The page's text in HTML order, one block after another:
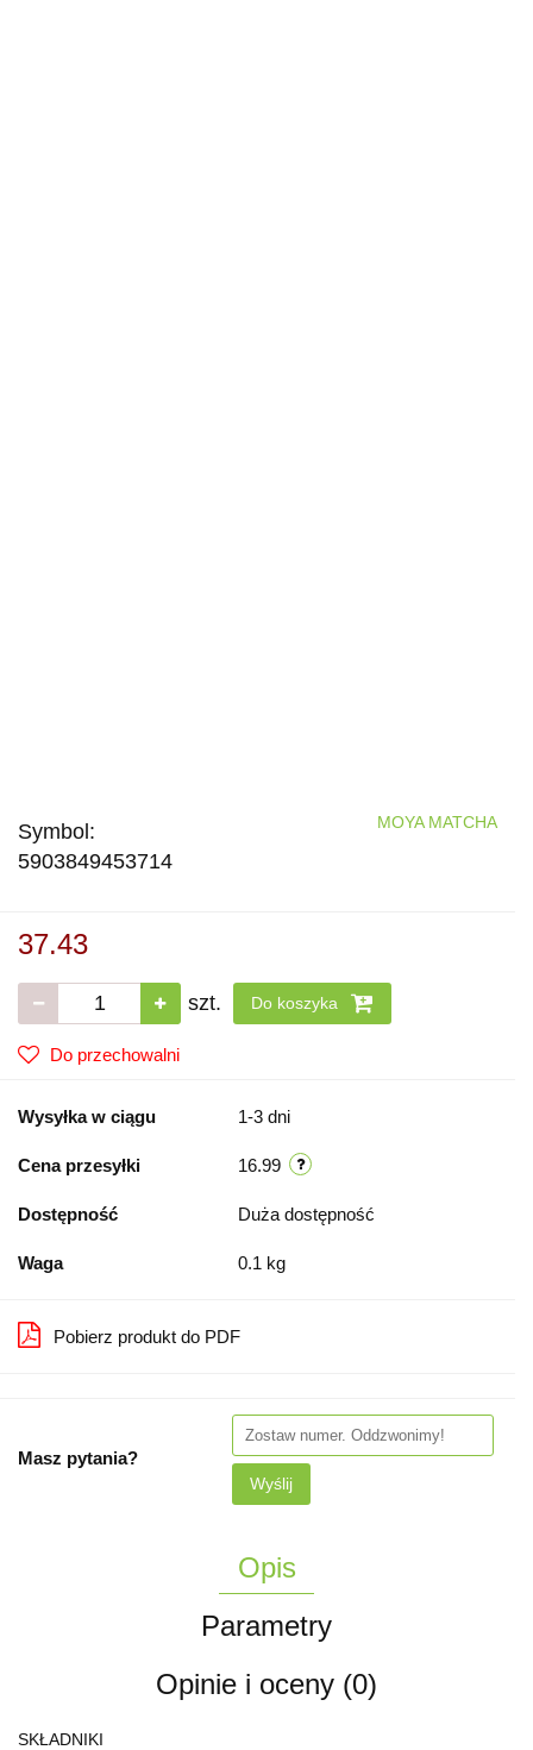
Symbol:
5903849453714
MOYA MATCHA
37.43
szt. Do koszyka
Do przechowalni
Wysyłka w ciągu 1-3 dni
Cena przesyłki 16.99
Dostępność Duża dostępność
Waga 0.1 kg
Pobierz produkt do PDF
Masz pytania?
Wyślij
Opis
Parametry
Opinie i oceny (0)
SKŁADNIKI